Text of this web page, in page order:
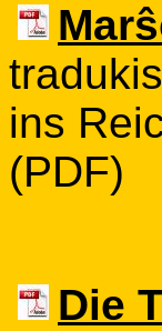
ins
(PDF)
Die